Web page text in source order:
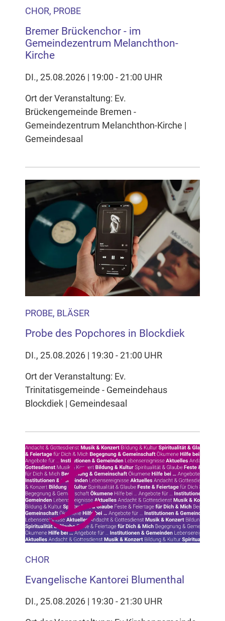
CHOR, PROBE
Bremer Brückenchor - im
Gemeindezentrum Melanchthon-
Kirche
DI., 25.08.2026 | 19:00 - 21:00 UHR
Ort der Veranstaltung: Ev.
Brückengemeinde Bremen -
Gemeindezentrum Melanchthon-Kirche |
Gemeindesaal
PROBE, BLÄSER
Probe des Popchores in Blockdiek
DI., 25.08.2026 | 19:30 - 21:00 UHR
Ort der Veranstaltung: Ev.
Trinitatisgemeinde - Gemeindehaus
Blockdiek | Gemeindesaal
CHOR
Evangelische Kantorei Blumenthal
DI., 25.08.2026 | 19:30 - 21:30 UHR